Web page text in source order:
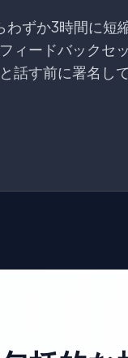
わずか3時間に短
ィードバックセ
話す前に署名し